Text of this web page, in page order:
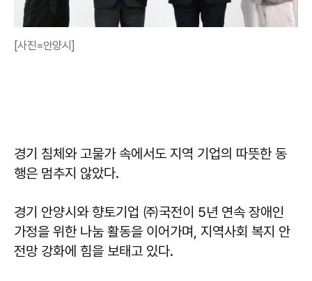
[사진=안양시]
경기 침체와 고물가 속에서도 지역 기업의 따뜻한 동
행은 멈추지 않았다.
경기 안양시와 향토기업 ㈜국전이 5년 연속 장애인
가정을 위한 나눔 활동을 이어가며, 지역사회 복지 안
전망 강화에 힘을 보태고 있다.